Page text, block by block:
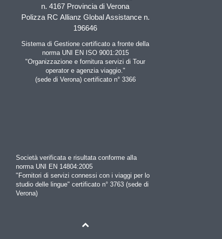
n. 4167 Provincia di Verona
Polizza RC Allianz Global Assistance n.
196646
Sistema di Gestione certificato a fronte della
norma UNI EN ISO 9001:2015
"Organizzazione e fornitura servizi di Tour
operator e agenzia viaggio."
(sede di Verona) certificato n° 3366
Società verificata e risultata conforme alla
norma UNI EN 14804:2005
"Fornitori di servizi connessi con i viaggi per lo
studio delle lingue" certificato n° 3763 (sede di
Verona)